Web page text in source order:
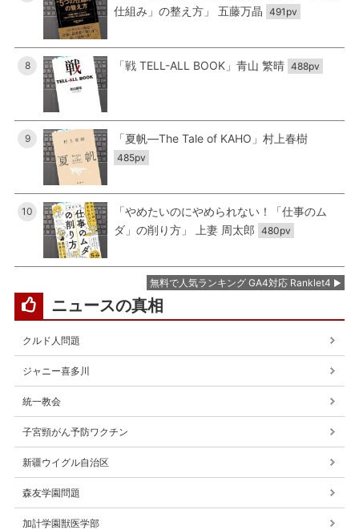
仕組み」の整え方」 五藤万晶 491pv
8 「戦 TELL-ALL BOOK」青山 繁晴 488pv
9 「夏帆―The Tale of KAHO」村上春樹
485pv
10
「やめたいのにやめられない！「仕事のム
ダ」の削り方」 上妻 周太郎 480pv
無料で人気ランキング GA4対応 Ranklet4
ニュースの真相
クルド人問題
ジャニー喜多川
統一教会
子宮頸がん予防ワクチン
新疆ウイグル自治区
森友学園問題
加計学園獣医学部